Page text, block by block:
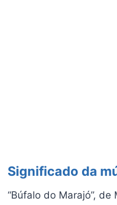
Significado da
“Búfalo do Marajó”,